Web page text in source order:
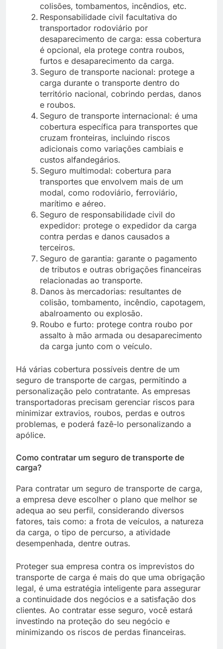
colisões, tombamentos, incêndios, etc.
Responsabilidade civil facultativa do
transportador rodoviário por
desaparecimento de carga: essa cobertura
é opcional, ela protege contra roubos,
furtos e desaparecimento da carga.
Seguro de transporte nacional: protege a
carga durante o transporte dentro do
território nacional, cobrindo perdas, danos
e roubos.
Seguro de transporte internacional: é uma
cobertura específica para transportes que
cruzam fronteiras, incluindo riscos
adicionais como variações cambiais e
custos alfandegários.
Seguro multimodal: cobertura para
transportes que envolvem mais de um
modal, como rodoviário, ferroviário,
marítimo e aéreo.
Seguro de responsabilidade civil do
expedidor: protege o expedidor da carga
contra perdas e danos causados a
terceiros.
Seguro de garantia: garante o pagamento
de tributos e outras obrigações financeiras
relacionadas ao transporte.
Danos às mercadorias: resultantes de
colisão, tombamento, incêndio, capotagem,
abalroamento ou explosão.
Roubo e furto: protege contra roubo por
assalto à mão armada ou desaparecimento
da carga junto com o veículo.
Há várias cobertura possíveis dentre de um
seguro de transporte de cargas, permitindo a
personalização pelo contratante. As empresas
transportadoras precisam gerenciar riscos para
minimizar extravios, roubos, perdas e outros
problemas, e poderá fazê-lo personalizando a
apólice.
Como contratar um seguro de transporte de
carga?
Para contratar um seguro de transporte de carga,
a empresa deve escolher o plano que melhor se
adequa ao seu perfil, considerando diversos
fatores, tais como: a frota de veículos, a natureza
da carga, o tipo de percurso, a atividade
desempenhada, dentre outras.
Proteger sua empresa contra os imprevistos do
transporte de carga é mais do que uma obrigação
legal, é uma estratégia inteligente para assegurar
a continuidade dos negócios e a satisfação dos
clientes. Ao contratar esse seguro, você estará
investindo na proteção do seu negócio e
minimizando os riscos de perdas financeiras.